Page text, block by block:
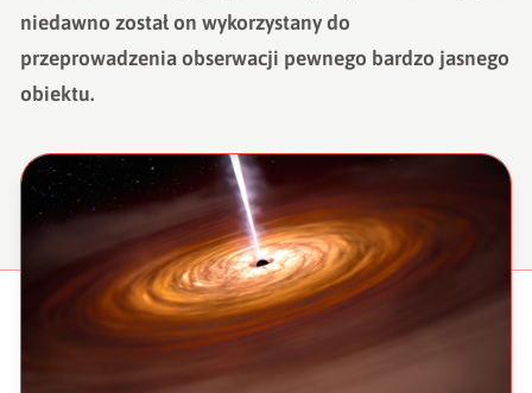
niedawno został on wykorzystany do
przeprowadzenia obserwacji pewnego bardzo jasnego
obiektu.